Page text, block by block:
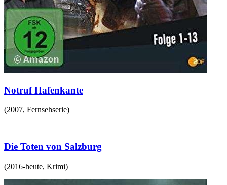
Notruf Hafenkante
(2007, Fernsehserie)
Die Toten von Salzburg
(2016-heute, Krimi)